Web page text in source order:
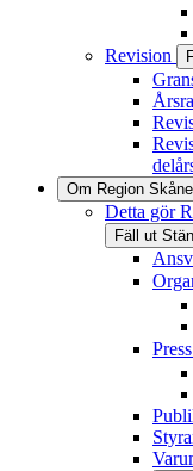
Revision
Om Region Skåne
Detta gör
Fäll ut
Press